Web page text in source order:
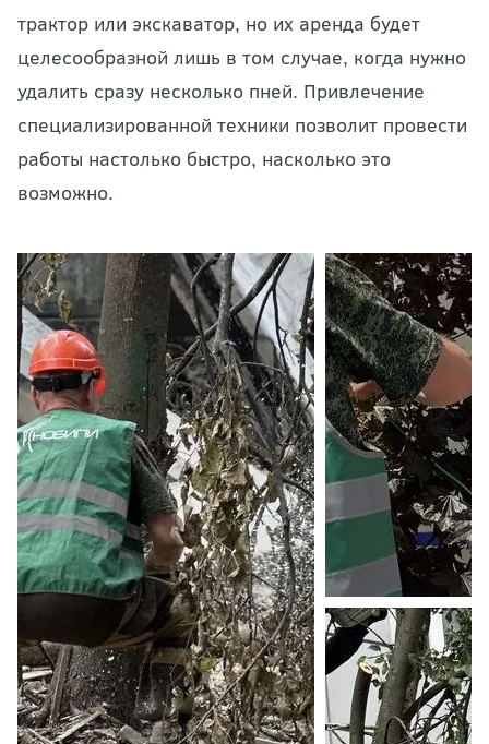
трактор или экскаватор, но их аренда будет
целесообразной лишь в том случае, когда нужно
удалить сразу несколько пней. Привлечение
специализированной техники позволит провести
работы настолько быстро, насколько это
возможно.